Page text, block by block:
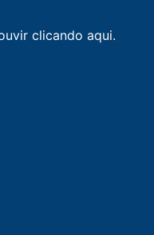
clicando aqui.